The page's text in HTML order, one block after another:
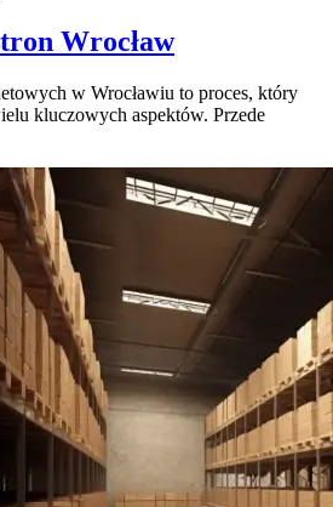
Wrocław
w Wrocławiu to proces, który
kluczowych aspektów. Przede